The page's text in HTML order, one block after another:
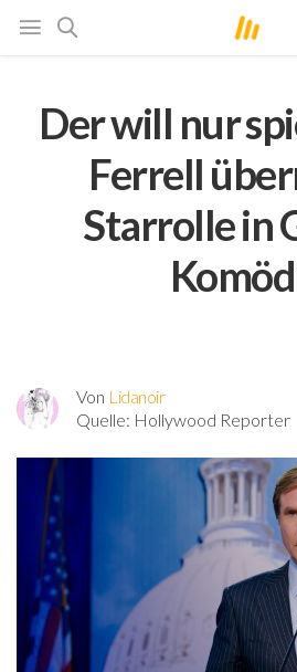
Der will nur
Ferrell
Starrolle in
Von Lidanoir
Quelle: Hollywood Reporter